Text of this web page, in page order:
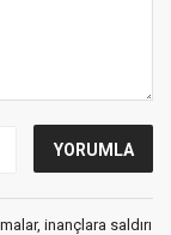
inançlara saldırı